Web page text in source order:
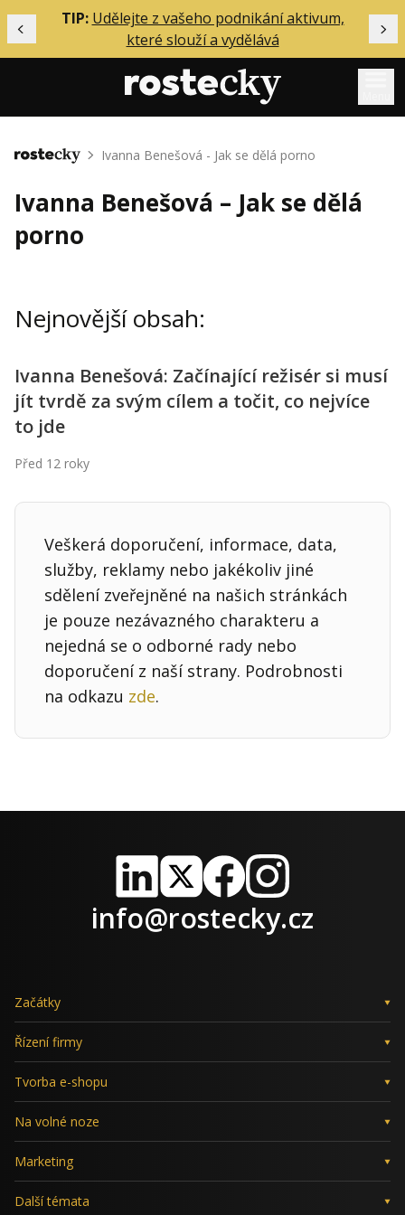
Předchozí
TIP: Udělejte z vašeho podnikání aktivum,
které slouží a vydělává
Mentoring
Solo
Akce
O mně
Přihlášení
Kontakt
Obchodní podmínky
Hledat
Domů Ivanna Benešová - Jak se dělá porno
Ivanna Benešová – Jak se dělá
porno
Nejnovější obsah:
Ivanna Benešová: Začínající režisér si musí
jít tvrdě za svým cílem a točit, co nejvíce
to jde
Před 12 roky
Veškerá doporučení, informace, data,
služby, reklamy nebo jakékoliv jiné
sdělení zveřejněné na našich stránkách
je pouze nezávazného charakteru a
nejedná se o odborné rady nebo
doporučení z naší strany. Podrobnosti
na odkazu zde.
LinkedIn
X FacebookInstagram
info@rostecky.cz
Začátky
Řízení firmy
Tvorba e-shopu
Na volné noze
Marketing
Další témata